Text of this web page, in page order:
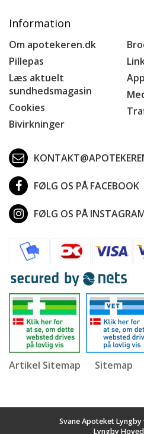
Information
Om apotekeren.dk
Pillepas
Læs aktuelt
sundhedsmagasin
Cookies
Bivirkninger
FØLG OS PÅ FACEBOOK
FØLG OS PÅ
Artikel Sitemap Sitemap
Svane Apoteket Lyngby
Lyngby